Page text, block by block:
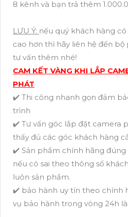
8 kênh và bạn trả thêm
LƯU Ý: nếu quý khách hàng
cao hơn thì hãy liên hệ đến bộ
tư vấn thêm nhé!
CAM KẾT VÀNG KHI LẮP
PHÁT
✔️ Thi công nhanh gọn đảm
trình
✔️ Tư vấn góc lắp đặt camera
thấy đủ các góc khách hàng
✔️ Sản phẩm chính hãng đúng
nếu có sai theo thông số
luôn sản phẩm.
✔️ bảo hành uy tín theo chính
vụ bảo hành trong vòng 24h